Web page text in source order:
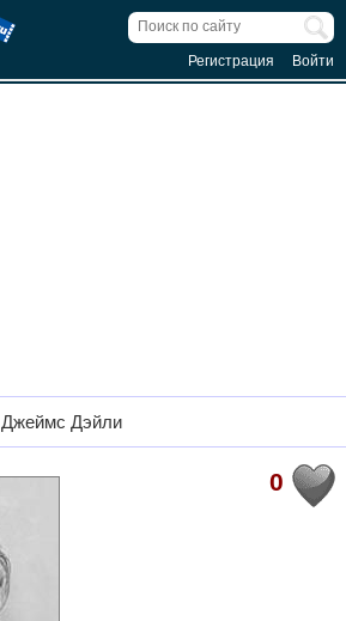
Регистрация Войти
Джеймс Дэйли
0